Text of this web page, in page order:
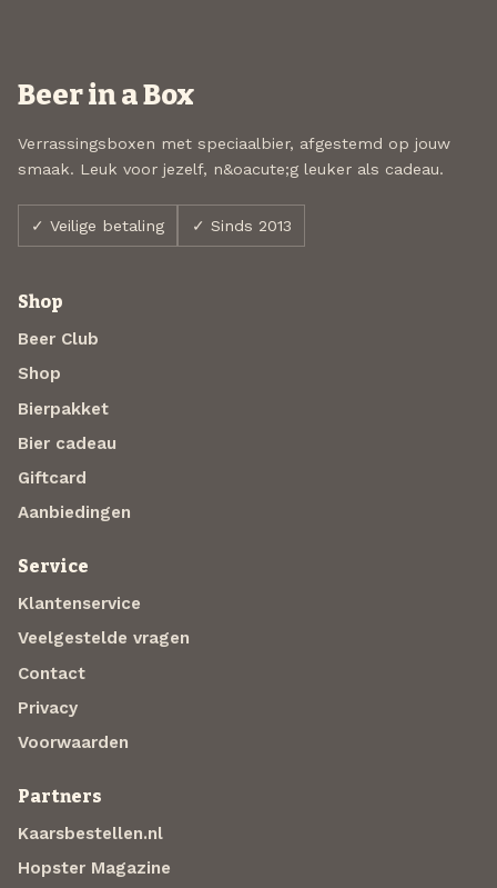
Beer in a Box
Verrassingsboxen met speciaalbier, afgestemd op jouw
smaak. Leuk voor jezelf, n&oacute;g leuker als cadeau.
✓ Veilige betaling ✓ Sinds 2013
Shop
Beer Club
Shop
Bierpakket
Bier cadeau
Giftcard
Aanbiedingen
Service
Klantenservice
Veelgestelde vragen
Contact
Privacy
Voorwaarden
Partners
Kaarsbestellen.nl
Hopster Magazine